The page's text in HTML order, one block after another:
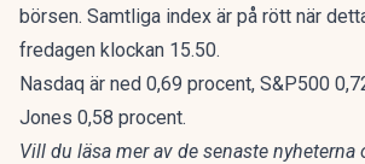
börsen. Samtliga index är på rött när
fredagen klockan 15.50.
Nasdaq är ned 0,69 procent, S&P500
Jones 0,58 procent.
Vill du läsa mer av de senaste nyheterna